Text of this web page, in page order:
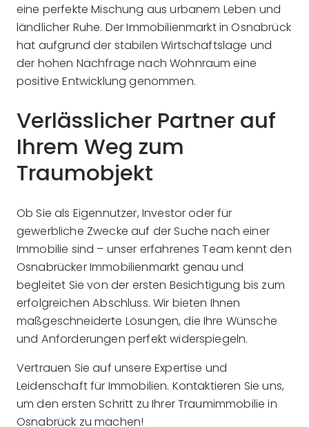
eine perfekte Mischung aus urbanem Leben und
ländlicher Ruhe. Der Immobilienmarkt in Osnabrück
hat aufgrund der stabilen Wirtschaftslage und
der hohen Nachfrage nach Wohnraum eine
positive Entwicklung genommen.
Verlässlicher Partner auf
Ihrem Weg zum
Traumobjekt
Ob Sie als Eigennutzer, Investor oder für
gewerbliche Zwecke auf der Suche nach einer
Immobilie sind – unser erfahrenes Team kennt den
Osnabrücker Immobilienmarkt genau und
begleitet Sie von der ersten Besichtigung bis zum
erfolgreichen Abschluss. Wir bieten Ihnen
maßgeschneiderte Lösungen, die Ihre Wünsche
und Anforderungen perfekt widerspiegeln.
Vertrauen Sie auf unsere Expertise und
Leidenschaft für Immobilien. Kontaktieren Sie uns,
um den ersten Schritt zu Ihrer Traumimmobilie in
Osnabrück zu machen!